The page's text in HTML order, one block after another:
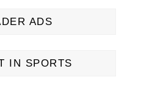
ADS
IN SPORTS